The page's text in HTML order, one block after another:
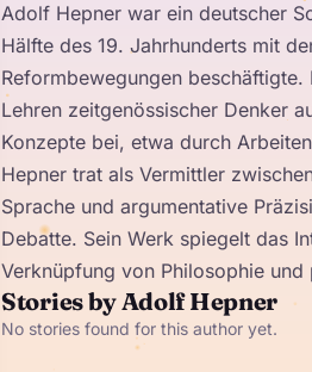
Adolf Hepner war ein deutscher
Hälfte des 19. Jahrhunderts mit
Reformbewegungen
Lehren zeitgenössischer Denker
Konzepte bei, etwa durch
Hepner trat als Vermittler
Sprache und argumentative
Debatte. Sein Werk spiegelt das
Verknüpfung von Philosophie
Stories by Adolf Hepner
No stories found for this author yet.